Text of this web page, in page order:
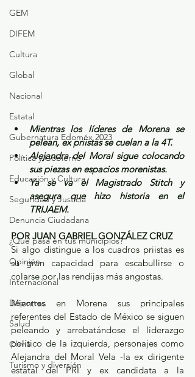
GEM
DIFEM
Cultura
Global
Nacional
Estatal
Gubernatura Edoméx 2023
Política y Gobierno
Educación y Cultura
Seguridad y Justicia
Denuncia Ciudadana
¿Qué pasa en tus municipios?
Opinión
Internacional
Deportes
Salud
Clima
Turismo y diversión
Mientras los líderes de Morena se
pelean, ex priistas se cuelan a la 4T.
Alejandra del Moral sigue colocando
sus piezas en espacios morenistas.
Ya se va el Magistrado Stitch y
asegura que hizo historia en el
TRIJAEM.
POR JUAN GABRIEL GONZÁLEZ CRUZ
Si algo distingue a los cuadros priistas es
su gran capacidad para escabullirse o
colarse por las rendijas más angostas.
Mientras en Morena sus principales
referentes del Estado de México se siguen
peleando y arrebatándose el liderazgo
político de la izquierda, personajes como
Alejandra del Moral Vela -la ex dirigente
estatal del PRI y ex candidata a la